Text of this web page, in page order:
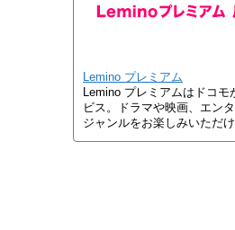
Lemino プレミアム
Lemino プレミアムはドコ
ビス。ドラマや映画、エン
ジャンルをお楽しみいただけ